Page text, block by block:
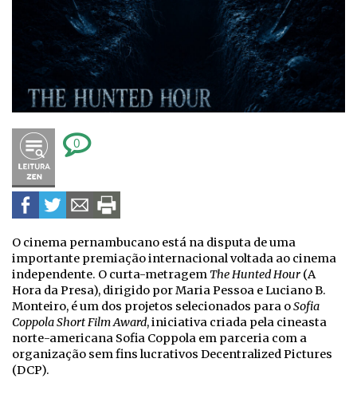
0
O cinema pernambucano está na disputa de uma
importante premiação internacional voltada ao cinema
independente. O curta-metragem The Hunted Hour (A
Hora da Presa), dirigido por Maria Pessoa e Luciano B.
Monteiro, é um dos projetos selecionados para oSofia
Coppola Short Film Award, iniciativa criada pela cineasta
norte-americana Sofia Coppola em parceria com a
organização sem fins lucrativos Decentralized Pictures
(DCP).